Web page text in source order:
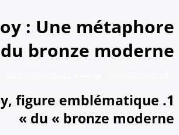
Le Cowboy : Une
du bronze
1. Le cowboy, figure
du «